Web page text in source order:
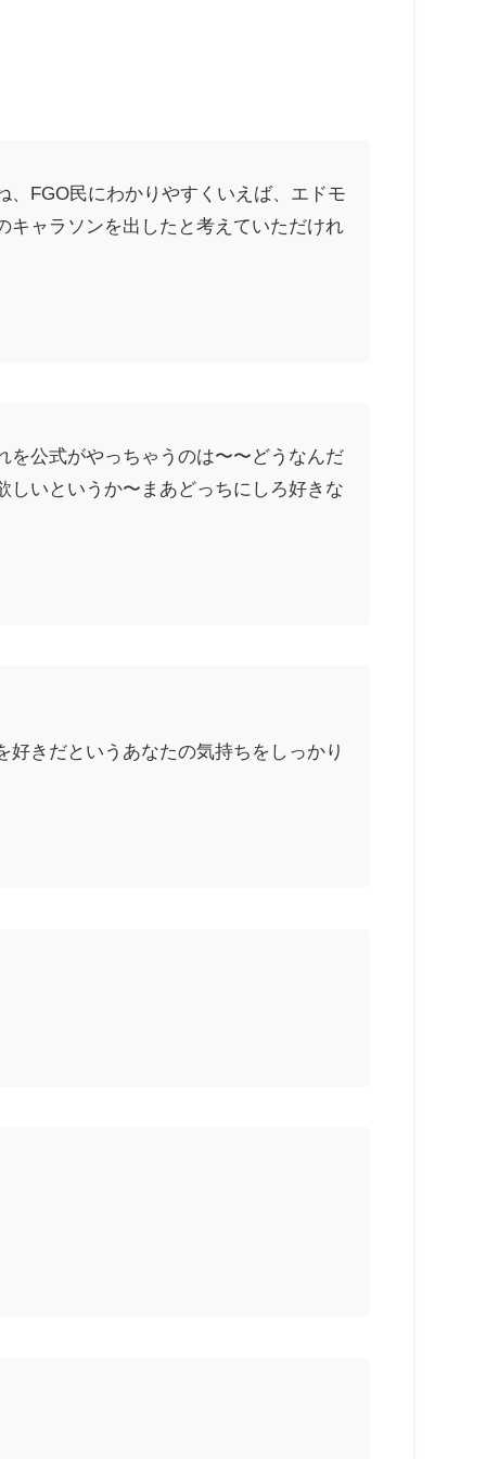
FGO民にわかりやすくいえば、エドモ
ャラソンを出したと考えていただけれ
公式がやっちゃうのは〜〜どうなんだ
しいというか〜まあどっちにしろ好きな
きだというあなたの気持ちをしっかり